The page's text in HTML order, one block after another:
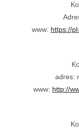
www: https://
adres:
www: http://